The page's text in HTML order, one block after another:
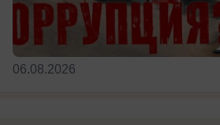
06.08.2026